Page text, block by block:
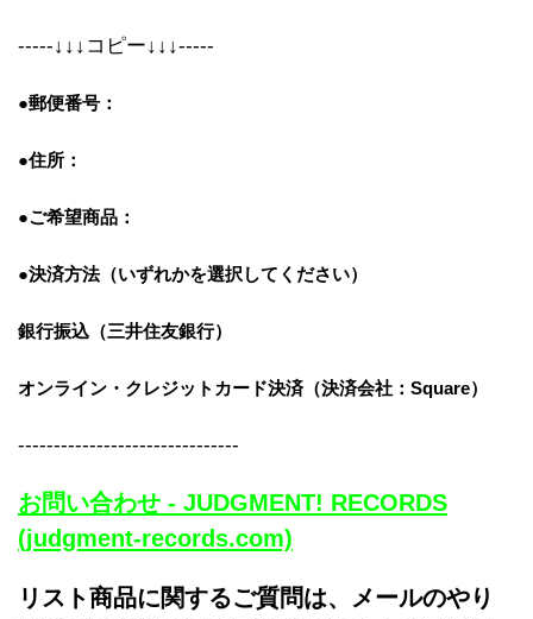
-----↓↓↓コピー↓↓↓-----
●郵便番号：
●住所：
●ご希望商品：
●決済方法（いずれかを選択してください）
銀行振込（三井住友銀行）
オンライン・クレジットカード決済（決済会社：Square）
-------------------------------
お問い合わせ - JUDGMENT! RECORDS
(judgment-records.com)
リスト商品に関するご質問は、メールのやり